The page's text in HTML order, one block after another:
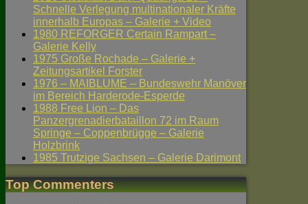
Schnelle Verlegung multinationaler Kräfte
innerhalb Europas – Galerie + Video
1980 REFORGER Certain Rampart –
Galerie Kelly
1975 Große Rochade – Galerie +
Zeitungsartikel Forster
1976 – MAIBLUME – Bundeswehr Manöver
im Bereich Harderode-Esperde
1988 Free Lion – Das
Panzergrenadierbataillon 72 im Raum
Springe – Coppenbrügge – Galerie
Holzbrink
1985 Trutzige Sachsen – Galerie Darimont
Top Commenters